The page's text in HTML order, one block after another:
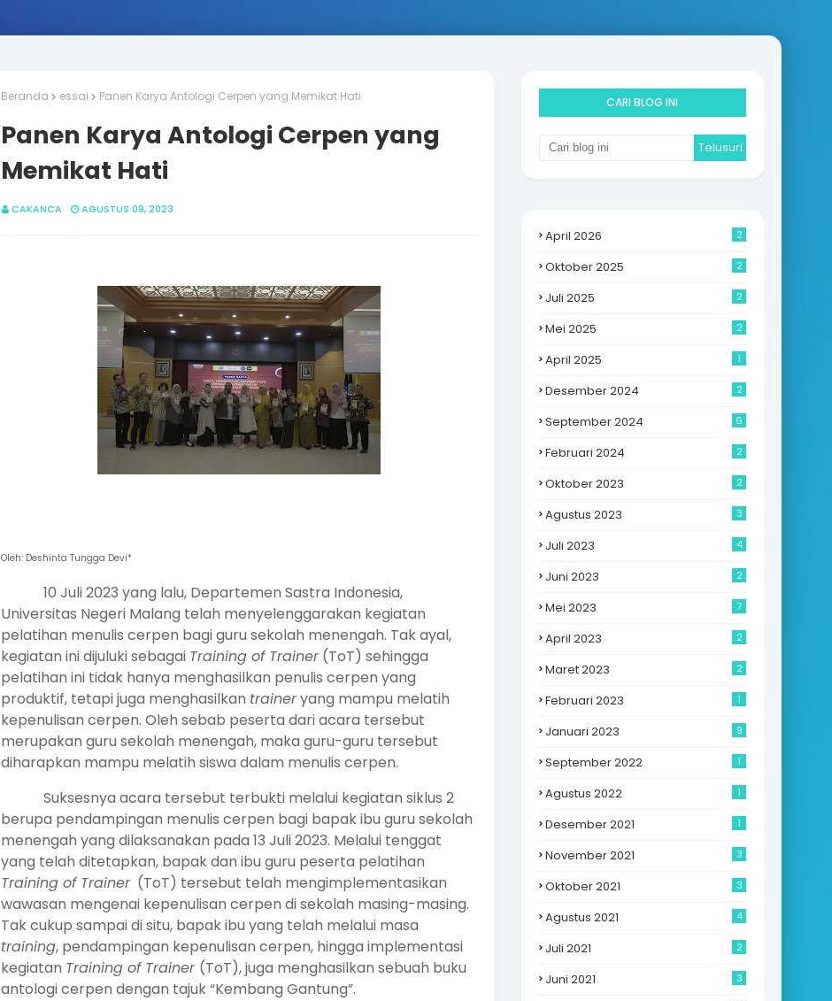
Beranda essai Panen Karya Antologi Cerpen yang Memikat Hati
Panen Karya Antologi Cerpen yang
Memikat Hati
CAKANCA AGUSTUS 09, 2023
Oleh: Deshinta Tungga Devi*
10 Juli 2023 yang lalu, Departemen Sastra Indonesia,
Universitas Negeri Malang telah menyelenggarakan kegiatan
pelatihan menulis cerpen bagi guru sekolah menengah. Tak ayal,
kegiatan ini dijuluki sebagai Training of Trainer(ToT) sehingga
pelatihan ini tidak hanya menghasilkan penulis cerpen yang
produktif, tetapi juga menghasilkan traineryang mampu melatih
kepenulisan cerpen. Oleh sebab peserta dari acara tersebut
merupakan guru sekolah menengah, maka guru-guru tersebut
diharapkan mampu melatih siswa dalam menulis cerpen.
Suksesnya acara tersebut terbukti melalui kegiatan siklus 2
berupa pendampingan menulis cerpen bagi bapak ibu guru sekolah
menengah yang dilaksanakan pada 13 Juli 2023. Melalui tenggat
yang telah ditetapkan, bapak dan ibu guru peserta pelatihan
Training of Trainer (ToT) tersebut telah mengimplementasikan
wawasan mengenai kepenulisan cerpen di sekolah masing-masing.
Tak cukup sampai di situ, bapak ibu yang telah melalui masa
training, pendampingan kepenulisan cerpen, hingga implementasi
kegiatan Training of Trainer (ToT), juga menghasilkan sebuah buku
antologi cerpen dengan tajuk “Kembang Gantung”.
CARI BLOG INI
April 2026 2
Oktober 2025 2
Juli 2025 2
Mei 2025 2
April 2025 1
Desember 2024 2
September 2024 6
Februari 2024 2
Oktober 2023 2
Agustus 2023 3
Juli 2023 4
Juni 2023 2
Mei 2023 7
April 2023 2
Maret 2023 2
Februari 2023 1
Januari 2023 9
September 2022 1
Agustus 2022 1
Desember 2021 1
November 2021 3
Oktober 2021 3
Agustus 2021 4
Juli 2021 2
Juni 2021 3